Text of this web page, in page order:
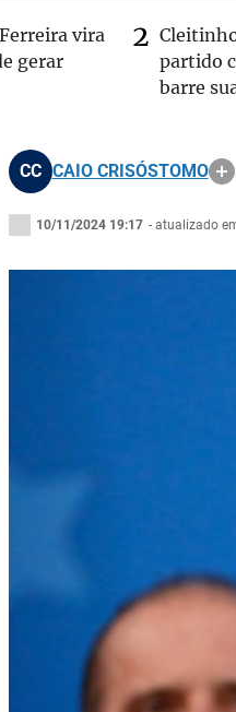
vira
gerar
partido
barre
CC CAIO CRISÓSTOMO
10/11/2024 19:17 - atualizado